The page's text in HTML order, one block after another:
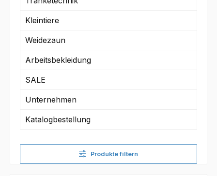
Kleintiere
Weidezaun
Arbeitsbekleidung
SALE
Unternehmen
Katalogbestellung
Produkte filtern